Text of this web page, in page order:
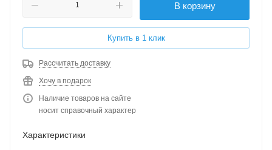
В корзину
Купить в 1 клик
Рассчитать доставку
Хочу в подарок
Наличие товаров на сайте
носит справочный характер
Характеристики